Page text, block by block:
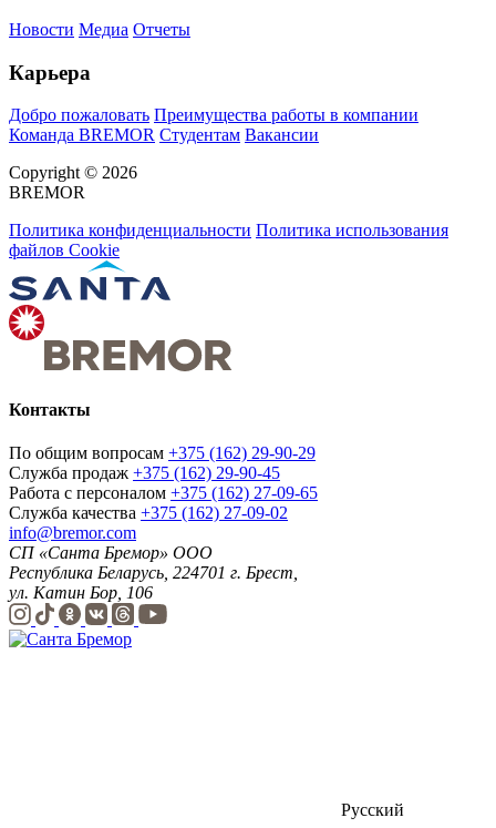
Новости Медиа Отчеты
Карьера
Добро пожаловать Преимущества работы в компании
Команда BREMOR Студентам Вакансии
Copyright © 2026
BREMOR
Политика конфиденциальности Политика использования
файлов Cookie
Контакты
По общим вопросам +375 (162) 29-90-29
Служба продаж +375 (162) 29-90-45
Работа с персоналом +375 (162) 27-09-65
Служба качества +375 (162) 27-09-02
info@bremor.com
СП «Санта Бремор» ООО
Республика Беларусь, 224701 г. Брест,
ул. Катин Бор, 106
Русский